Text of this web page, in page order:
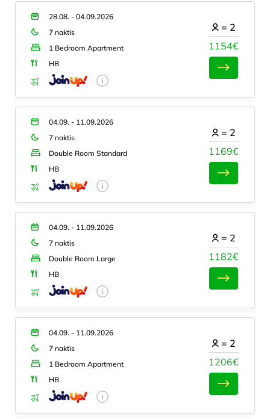
28.08. - 04.09.2026
7 naktis
1 Bedroom Apartment
HB
1154€
= 2
04.09. - 11.09.2026
7 naktis
Double Room Standard
HB
1169€
= 2
04.09. - 11.09.2026
7 naktis
Double Room Large
HB
1182€
= 2
04.09. - 11.09.2026
7 naktis
1 Bedroom Apartment
HB
1206€
= 2